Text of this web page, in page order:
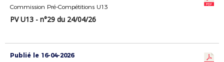
Commission Pré-Compétitions U13
PV U13 - n°29 du 24/04/26
Publié le 16-04-2026